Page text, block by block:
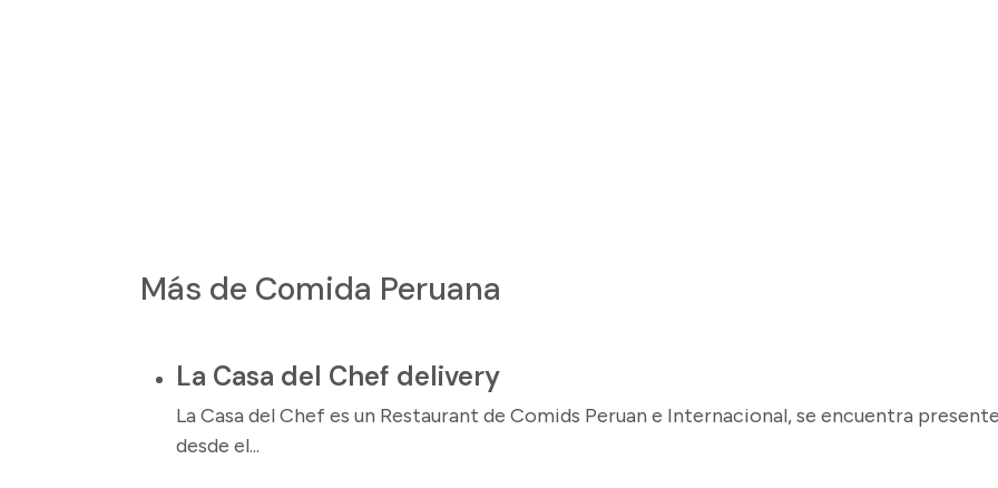
Más de Comida Peruana
La Casa del Chef delivery
La Casa del Chef es un Restaurant de Comids Peruan e Internacional, se encuentra
desde el...